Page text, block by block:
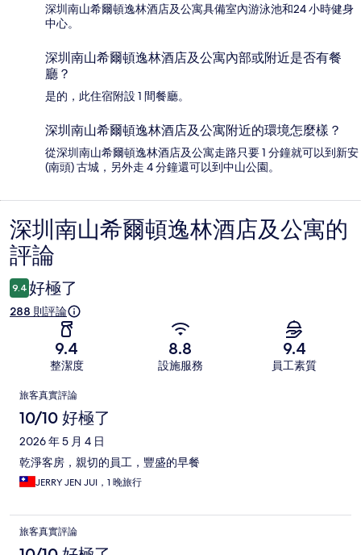
深圳南山希爾頓逸林酒店及公寓具備室內游泳池和24 小時健身
中心。
深圳南山希爾頓逸林酒店及公寓內部或附近是否有餐
廳？
是的，此住宿附設 1 間餐廳。
深圳南山希爾頓逸林酒店及公寓附近的環境怎麼樣？
從深圳南山希爾頓逸林酒店及公寓走路只要 1 分鐘就可以到新安
(南頭) 古城，另外走 4 分鐘還可以到中山公園。
評
論
深圳南山希爾頓逸林酒店及公寓的
評論
9.4 好極了
288 則評論
9.4
整潔度
8.8
設施服務
9.4
員工素質
評
論
旅客真實評論
10/10 好極了
2026 年 5 月 4 日
乾淨客房，親切的員工，豐盛的早餐
JERRY JEN JUI，1 晚旅行
旅客真實評論